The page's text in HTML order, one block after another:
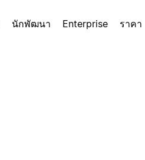
นักพัฒนา Enterprise ราคา